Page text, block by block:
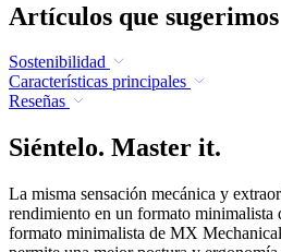
Artículos que sugerimos
Sostenibilidad
Características principales
Reseñas
Siéntelo. Master it.
La misma sensación mecánica y
rendimiento en un formato minimalista
formato minimalista de MX